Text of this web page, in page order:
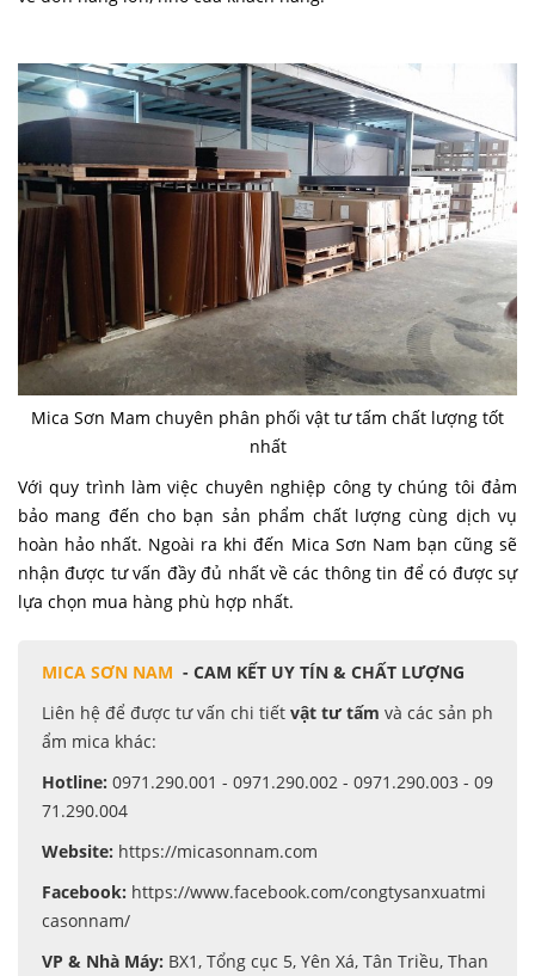
Mica Sơn Mam chuyên phân phối vật tư tấm chất lượng tốt
nhất
Với quy trình làm việc chuyên nghiệp công ty chúng tôi đảm
bảo mang đến cho bạn sản phẩm chất lượng cùng dịch vụ
hoàn hảo nhất. Ngoài ra khi đến Mica Sơn Nam bạn cũng sẽ
nhận được tư vấn đầy đủ nhất về các thông tin để có được sự
lựa chọn mua hàng phù hợp nhất.
MICA SƠN NAM - CAM KẾT UY TÍN & CHẤT LƯỢNG
Liên hệ để được tư vấn chi tiết vật tư tấm và các sản ph
ẩm mica khác:
Hotline: 0971.290.001 - 0971.290.002 - 0971.290.003 - 09
71.290.004
Website: https://micasonnam.com
Facebook: https://www.facebook.com/congtysanxuatmi
casonnam/
VP & Nhà Máy: BX1, Tổng cục 5, Yên Xá, Tân Triều, Than